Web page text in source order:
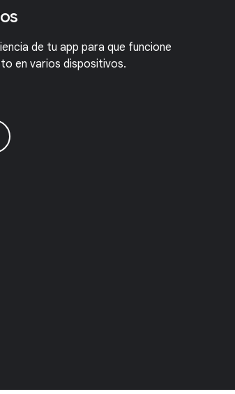
de tu app para que funcione
en varios dispositivos.